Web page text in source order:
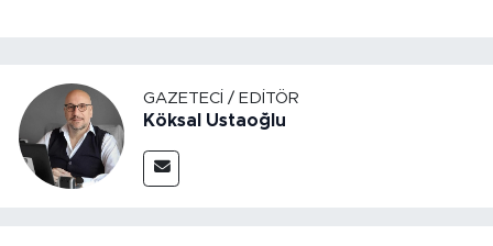
GAZETECI / EDITÖR
Köksal Ustaoğlu